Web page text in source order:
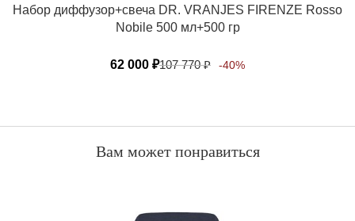
Набор диффузор+свеча DR. VRANJES FIRENZE Rosso
Nobile 500 мл+500 гр
62 000 ₽107 770₽ -40%
Вам может понравиться